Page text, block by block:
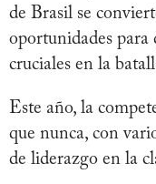
de Brasil se
oportunidades para
cruciales en la
Este año, la
que nunca, con
de liderazgo en la